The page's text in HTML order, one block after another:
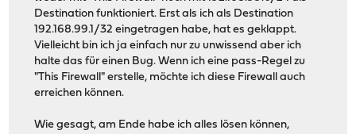
Destination funktioniert. Erst als ich als Destination
192.168.99.1/32 eingetragen habe, hat es geklappt.
Vielleicht bin ich ja einfach nur zu unwissend aber ich
halte das für einen Bug. Wenn ich eine pass-Regel zu
"This Firewall" erstelle, möchte ich diese Firewall auch
erreichen können.
Wie gesagt, am Ende habe ich alles lösen können,